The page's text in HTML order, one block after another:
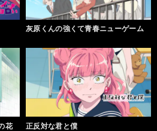
灰原くんの強くて青春ニューゲーム
花 正反対な君と僕